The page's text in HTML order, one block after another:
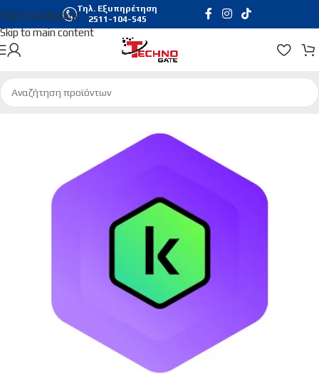
Skip to navigation
Skip to main content
Τηλ. Εξυπηρέτηση
2511-104-545
Αρχική σελίδα/Software/Antivirus